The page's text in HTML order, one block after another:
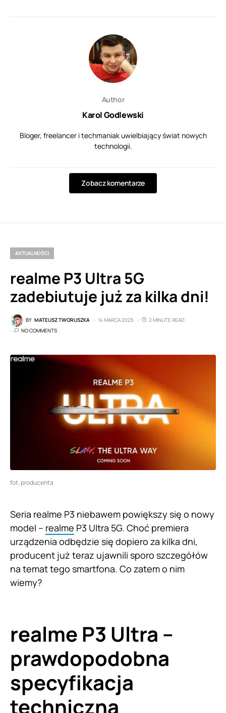
Author
Karol Godlewski
Bloger, freelancer i techmaniak uwielbiający świat nowych
technologii.
Zobacz komentarze
AKTUALNOŚCI
realme P3 Ultra 5G
zadebiutuje już za kilka dni!
BY MATEUSZ TWORUSZKA 14 MARCA 2025
2 MINUTE READ
NO COMMENTS
fot. producenta
Seria realme P3 niebawem powiększy się o nowy
model – realme P3 Ultra 5G. Choć premiera
urządzenia odbędzie się dopiero za kilka dni,
producent już teraz ujawnili sporo szczegółów
na temat tego smartfona. Co zatem o nim
wiemy?
realme P3 Ultra –
prawdopodobna
specyfikacja
techniczna